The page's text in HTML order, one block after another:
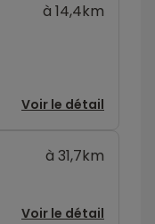
à 14,4km
Voir le détail
à 31,7km
Voir le détail